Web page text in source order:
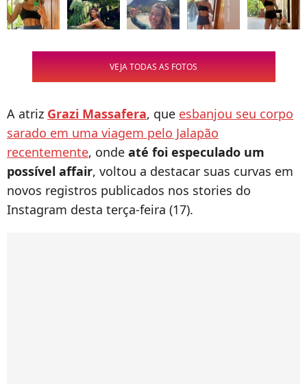
VEJA TODAS AS FOTOS
A atriz Grazi Massafera, que esbanjou seu corpo
sarado em uma viagem pelo Jalapão
recentemente, onde até foi especulado um
possível affair, voltou a destacar suas curvas em
novos registros publicados nos stories do
Instagram desta terça-feira (17).